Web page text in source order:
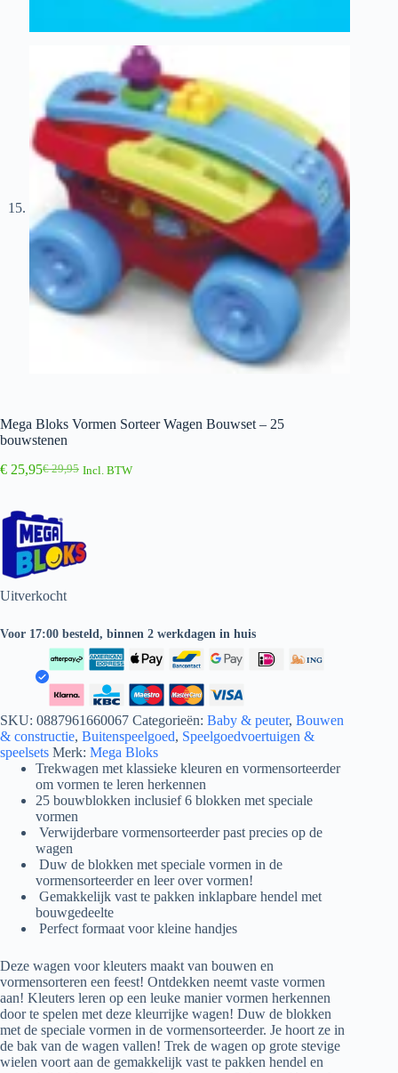
Mega Bloks Vormen Sorteer Wagen Bouwset – 25
bouwstenen
€29,95
Oorspronkelijke
€ 29,95.
€ 25,95Huidige
€ 25,95.
Incl. BTW
Uitverkocht
Voor 17:00 besteld, binnen 2 werkdagen in huis
SKU: 0887961660067 Categorieën: Baby & peuter, Bouwen
& constructie, Buitenspeelgoed, Speelgoedvoertuigen &
speelsets Merk: Mega Bloks
Trekwagen met klassieke kleuren en vormensorteerder
om vormen te leren herkennen
25 bouwblokken inclusief 6 blokken met speciale
vormen
​ Verwijderbare vormensorteerder past precies op de
wagen
​ Duw de blokken met speciale vormen in de
vormensorteerder en leer over vormen!
​ Gemakkelijk vast te pakken inklapbare hendel met
bouwgedeelte
​ Perfect formaat voor kleine handjes
Deze wagen voor kleuters maakt van bouwen en
vormensorteren een feest! Ontdekken neemt vaste vormen
aan! Kleuters leren op een leuke manier vormen herkennen
door te spelen met deze kleurrijke wagen! Duw de blokken
met de speciale vormen in de vormensorteerder. Je hoort ze in
de bak van de wagen vallen! Trek de wagen op grote stevige
wielen voort aan de gemakkelijk vast te pakken hendel en